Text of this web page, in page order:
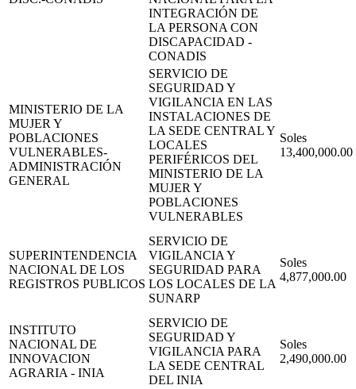
INTEGRACIÓN DE
LA PERSONA CON
DISCAPACIDAD -
CONADIS
MINISTERIO DE LA
MUJER Y
POBLACIONES
VULNERABLES-
ADMINISTRACIÓN
GENERAL
SERVICIO DE
SEGURIDAD Y
VIGILANCIA EN LAS
INSTALACIONES DE
LA SEDE CENTRAL Y
LOCALES
PERIFÉRICOS DEL
MINISTERIO DE LA
MUJER Y
POBLACIONES
VULNERABLES
Soles
13,400,000.00
SUPERINTENDENCIA
NACIONAL DE LOS
REGISTROS PUBLICOS
SERVICIO DE
VIGILANCIA Y
SEGURIDAD PARA
LOS LOCALES DE LA
SUNARP
Soles
4,877,000.00
INSTITUTO
NACIONAL DE
INNOVACION
AGRARIA - INIA
SERVICIO DE
SEGURIDAD Y
VIGILANCIA PARA
LA SEDE CENTRAL
DEL INIA
Soles
2,490,000.00